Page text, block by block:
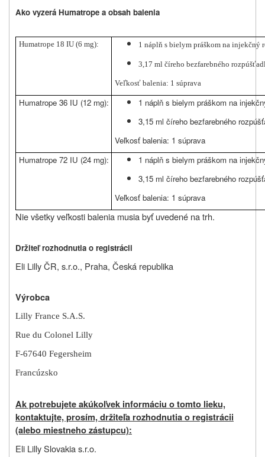
Ako vyzerá Humatrope a obsah balenia
Humatrope 18 IU (6 mg): 1 náplň s bielym práškom na injekčný
3,17 ml číreho bezfarebného
Veľkosť balenia: 1 súprava
Humatrope 36 IU (12 mg):
1 náplň s bielym práškom na
3,15 ml číreho bezfarebného
Veľkosť balenia: 1 súprava
Humatrope 72 IU (24 mg):
1 náplň s bielym práškom na
3,15 ml číreho bezfarebného
Veľkosť balenia: 1 súprava
Nie všetky veľkosti balenia musia byť uvedené na trh.
Držiteľ rozhodnutia o registrácii
Eli Lilly ČR, s.r.o., Praha, Česká republika
Výrobca
Lilly France S.A.S.
Rue du Colonel Lilly
F-67640 Fegersheim
Francúzsko
Ak potrebujete akúkoľvek informáciu o tomto lieku,
kontaktujte, prosím, držiteľa rozhodnutia o registrácii
(alebo miestneho zástupcu):
Eli Lilly Slovakia s.r.o.